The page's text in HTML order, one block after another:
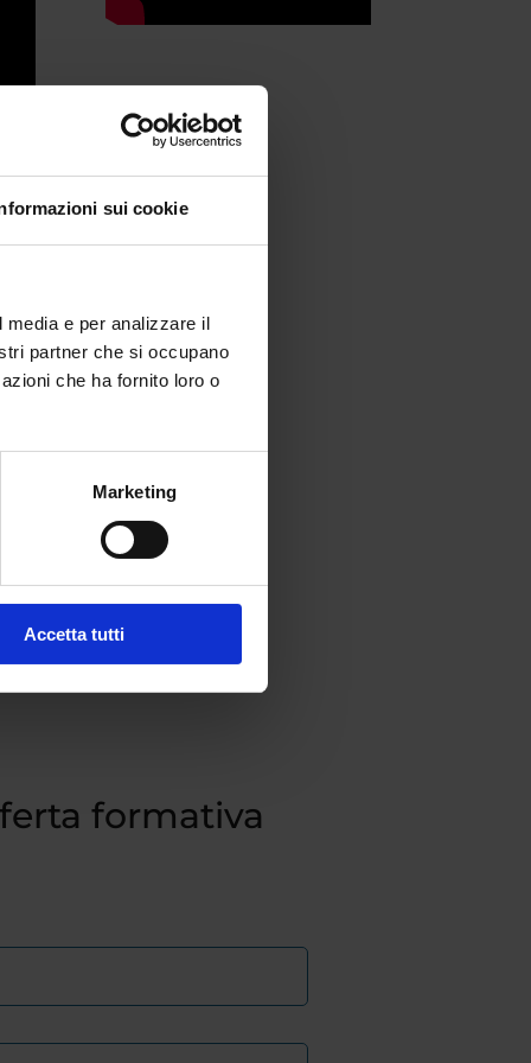
sui cookie
e per analizzare il
partner che si occupano
che ha fornito loro o
Marketing
Accetta tutti
formativa